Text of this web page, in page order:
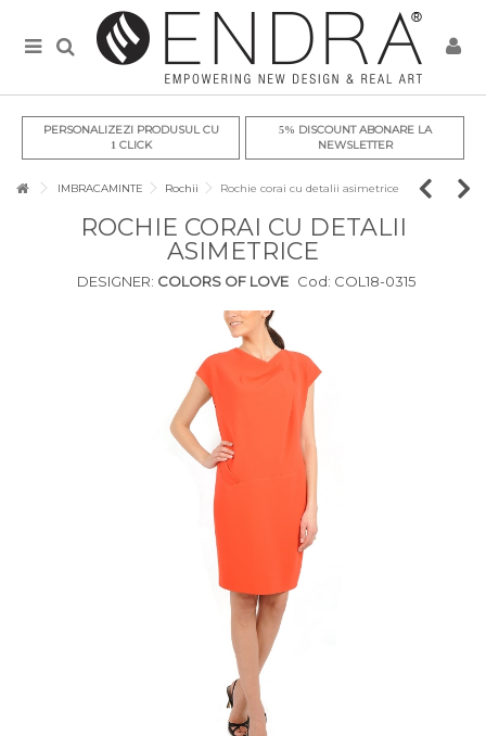
PERSONALIZEZI PRODUSUL CU
1CLICK
5% DISCOUNT ABONARE LA
NEWSLETTER
IMBRACAMINTE Rochii Rochie corai cu detalii asimetrice
ROCHIE CORAI CU DETALII
ASIMETRICE
DESIGNER: COLORS OF LOVE Cod: COL18-0315